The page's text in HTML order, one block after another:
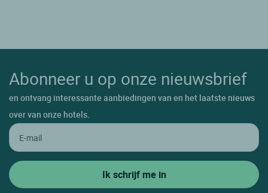
Abonneer u op onze nieuwsbrief
en ontvang interessante aanbiedingen van en het laatste nieuws
over van onze hotels.